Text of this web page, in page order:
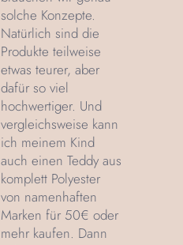
solche Konzepte.
Natürlich sind die
Produkte teilweise
etwas teurer, aber
dafür so viel
hochwertiger. Und
vergleichsweise kann
ich meinem Kind
auch einen Teddy aus
komplett Polyester
von namenhaften
Marken für 50€ oder
mehr kaufen. Dann